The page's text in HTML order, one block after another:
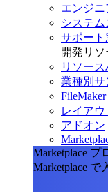
エンジ
システ
サポート
開発リソ
リソー
業種別サ
レイア
アドオン
Marketplace プ
Marketplace で